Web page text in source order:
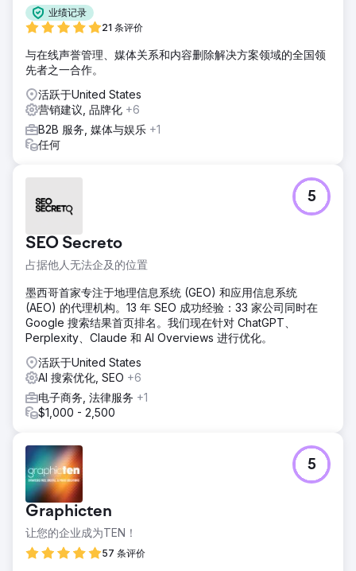
业绩记录
21 条评价
与在线声誉管理、媒体关系和内容删除解决方案领域的全国领
先者之一合作。
活跃于United States
营销建议, 品牌化 +6
B2B 服务, 媒体与娱乐 +1
任何
SEO Secreto
占据他人无法企及的位置
5
墨西哥首家专注于地理信息系统 (GEO) 和应用信息系统
(AEO) 的代理机构。13 年 SEO 成功经验：33 家公司同时在
Google 搜索结果首页排名。我们现在针对 ChatGPT、
Perplexity、Claude 和 AI Overviews 进行优化。
活跃于United States
AI 搜索优化, SEO +6
电子商务, 法律服务 +1
$1,000 - 2,500
Graphicten
让您的企业成为TEN！
57 条评价
5